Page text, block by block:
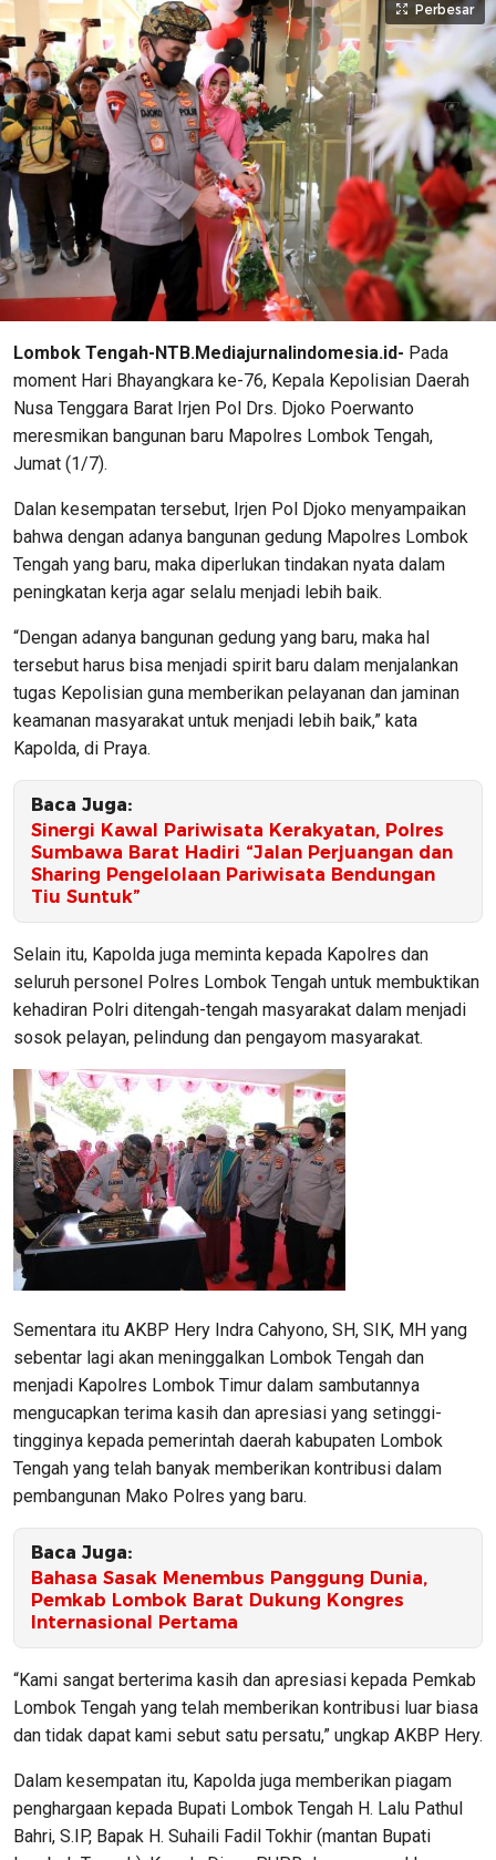
Perbesar
Lombok Tengah-NTB.Mediajurnalindomesia.id- Pada
moment Hari Bhayangkara ke-76, Kepala Kepolisian Daerah
Nusa Tenggara Barat Irjen Pol Drs. Djoko Poerwanto
meresmikan bangunan baru Mapolres Lombok Tengah,
Jumat (1/7).
Dalan kesempatan tersebut, Irjen Pol Djoko menyampaikan
bahwa dengan adanya bangunan gedung Mapolres Lombok
Tengah yang baru, maka diperlukan tindakan nyata dalam
peningkatan kerja agar selalu menjadi lebih baik.
“Dengan adanya bangunan gedung yang baru, maka hal
tersebut harus bisa menjadi spirit baru dalam menjalankan
tugas Kepolisian guna memberikan pelayanan dan jaminan
keamanan masyarakat untuk menjadi lebih baik,” kata
Kapolda, di Praya.
Baca Juga:
Sinergi Kawal Pariwisata Kerakyatan, Polres
Sumbawa Barat Hadiri “Jalan Perjuangan dan
Sharing Pengelolaan Pariwisata Bendungan
Tiu Suntuk”
Selain itu, Kapolda juga meminta kepada Kapolres dan
seluruh personel Polres Lombok Tengah untuk membuktikan
kehadiran Polri ditengah-tengah masyarakat dalam menjadi
sosok pelayan, pelindung dan pengayom masyarakat.
Sementara itu AKBP Hery Indra Cahyono, SH, SIK, MH yang
sebentar lagi akan meninggalkan Lombok Tengah dan
menjadi Kapolres Lombok Timur dalam sambutannya
mengucapkan terima kasih dan apresiasi yang setinggi-
tingginya kepada pemerintah daerah kabupaten Lombok
Tengah yang telah banyak memberikan kontribusi dalam
pembangunan Mako Polres yang baru.
Baca Juga:
Bahasa Sasak Menembus Panggung Dunia,
Pemkab Lombok Barat Dukung Kongres
Internasional Pertama
“Kami sangat berterima kasih dan apresiasi kepada Pemkab
Lombok Tengah yang telah memberikan kontribusi luar biasa
dan tidak dapat kami sebut satu persatu,” ungkap AKBP Hery.
Dalam kesempatan itu, Kapolda juga memberikan piagam
penghargaan kepada Bupati Lombok Tengah H. Lalu Pathul
Bahri, S.IP, Bapak H. Suhaili Fadil Tokhir (mantan Bupati